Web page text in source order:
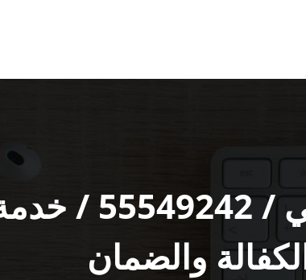
شركة تنظيف
والضمان